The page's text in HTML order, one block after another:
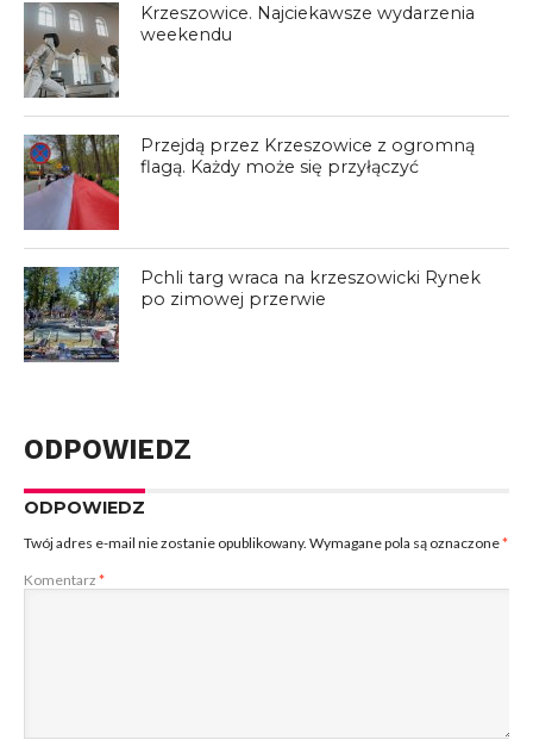
Krzeszowice. Najciekawsze wydarzenia
weekendu
Przejdą przez Krzeszowice z ogromną
flagą. Każdy może się przyłączyć
Pchli targ wraca na krzeszowicki Rynek
po zimowej przerwie
ODPOWIEDZ
ODPOWIEDZ
Twój adres e-mail nie zostanie opublikowany. Wymagane pola są oznaczone*
Komentarz *